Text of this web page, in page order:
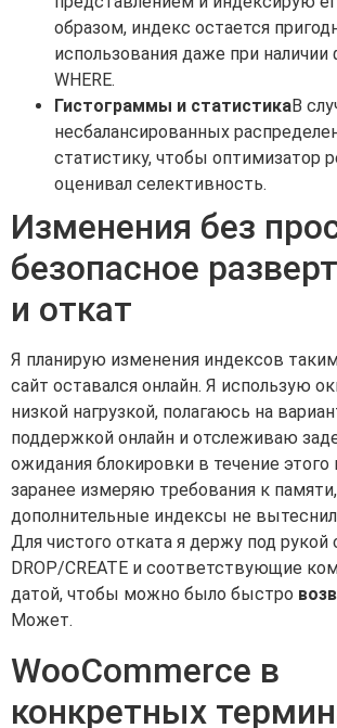
образом, индекс остается
использования даже при наличии
WHERE.
Гистограммы и статистикаВ
несбалансированных
статистику, чтобы оптимизатор
оценивал селективность.
Изменения без
безопасное
и откат
Я планирую изменения индексов
сайт оставался онлайн. Я использую
низкой нагрузкой, полагаюсь на
поддержкой онлайн и отслеживаю
ожидания блокировки в течение этого
заранее измеряю требования к
дополнительные индексы не
Для чистого отката я держу под рукой
DROP/CREATE и соответствующие
датой, чтобы можно было быстро
Может.
WooCommerce в
конкретных